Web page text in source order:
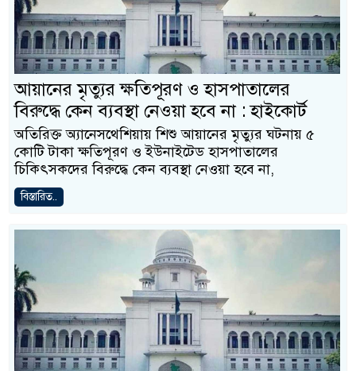
আয়ানের মৃত্যুর ক্ষতিপূরণ ও হাসপাতালের
বিরুদ্ধে কেন ব্যবস্থা নেওয়া হবে না : হাইকোর্ট
অতিরিক্ত অ্যানেসথেশিয়ায় শিশু আয়ানের মৃত্যুর ঘটনায় ৫
কোটি টাকা ক্ষতিপূরণ ও ইউনাইটেড হাসপাতালের
চিকিৎসকদের বিরুদ্ধে কেন ব্যবস্থা নেওয়া হবে না,
বিস্তারিত..